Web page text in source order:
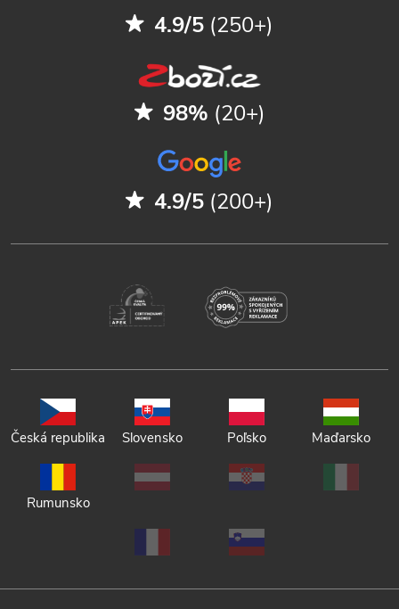
4.9/5 (250+)
98% (20+)
4.9/5 (200+)
Česká republika Slovensko Poľsko Maďarsko
Rumunsko